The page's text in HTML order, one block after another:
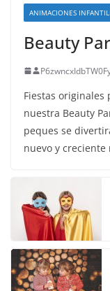
ANIMACIONES
Beauty
Fiestas originales
nuestra Beauty
peques se
nuevo y